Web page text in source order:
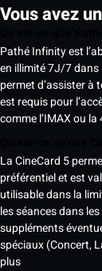
Vous avez
Pathé Infinity est
en illimité 7J/7 dans
permet d’assister à
est requis pour
comme l’IMAX ou la
La CineCard 5
préférentiel et est
utilisable dans la
les séances dans
suppléments
spéciaux (Concert,
plus